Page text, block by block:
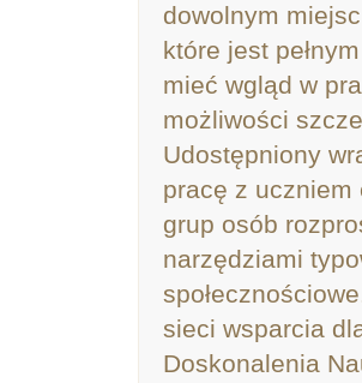
dowolnym
które jest
mieć wgląd w
możliwości
Udostępniony
pracę z
grup osób
narzędziami
sieci wsparcia
Doskonalenia